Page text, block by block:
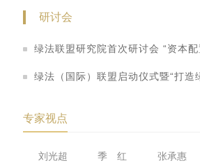
研讨会
绿法联盟研究院首次研讨会 “资本配置策略、投资
绿法（国际）联盟启动仪式暨“打造绿色立体法律生
专家视点
刘光超 季 红 张承惠